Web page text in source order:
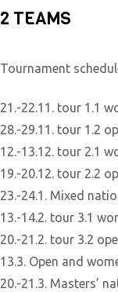
2 TEAMS
Tournament
21.-22.11. tour 1.1
28.-29.11. tour 1.2
12.-13.12. tour 2.1
19.-20.12. tour 2.2
23.-24.1. Mixed
13.-14.2. tour 3.1
20.-21.2. tour 3.2
13.3. Open and
20.-21.3. Masters’